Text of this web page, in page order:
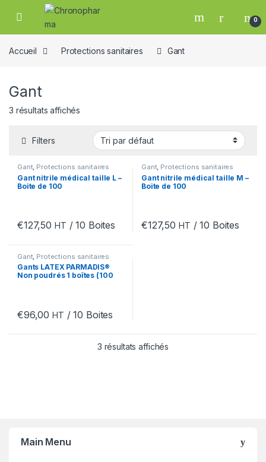
Skip to navigation
Skip to content
0
Accueil Protections sanitaires Gant
Gant
3 résultats affichés
Filters
Gant, Protections sanitaires
Gant nitrile médical taille L –
Boite de 100
€127,50 HT / 10 Boites
Gant, Protections sanitaires
Gant nitrile médical taille M –
Boite de 100
€127,50 HT / 10 Boites
Gant, Protections sanitaires
Gants LATEX PARMADIS®
Non poudrés 1 boîtes (100
€96,00 HT / 10 Boites
3 résultats affichés
Main Menu